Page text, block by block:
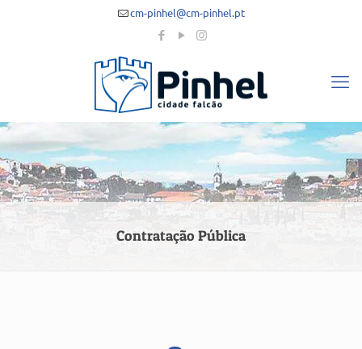
cm-pinhel@cm-pinhel.pt
Contratação Pública